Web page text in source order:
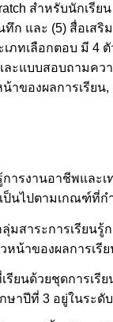
สำหรับนักเรี
ก และ (5) สื่อเสริ
ภทเลือกตอบ มี 4
ละแบบสอบถามค
าของผลการเรียน,
การงานอาชีพแล
ป็นไปตามเกณฑ์ที่ก
มสาระการเรียน
น้าของผลการเรี
ยนด้วยชุดการเรี
ษาปีที่ 3 อยู่ในระดั